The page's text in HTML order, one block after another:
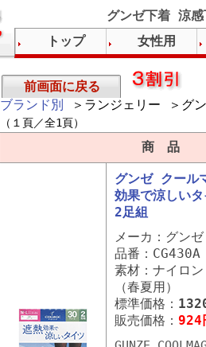
グンゼ下着 涼
前画面に戻る
ブランド別 ＞ランジェリー ＞グ
（１頁／全1頁）
商 品
グンゼ クール
効果で涼しい
2足組
メーカ：グンゼ
品番：CG430A
素材：ナイロ
（春夏用）
標準価格：
販売価格： 924
トップ 女性用